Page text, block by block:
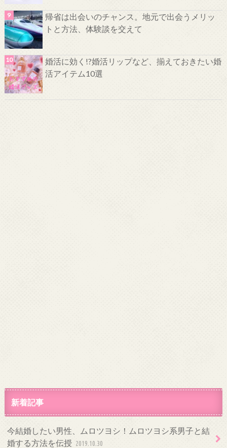
帰省は出会いのチャンス。地元で出会うメリッ
トと方法、体験談を交えて
婚活に効く!?婚活リップなど、揃えておきたい婚
活アイテム10選
新着記事
今結婚したい男性、ムロツヨシ！ムロツヨシ系男子と結
婚する方法を伝授 2019.10.30